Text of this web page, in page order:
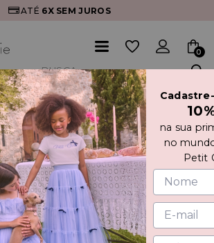
ATÉ 6XSEM JUROS
0
APLICAÇÃO PEDRARIAS E ALÇA
na sua
no
Petit